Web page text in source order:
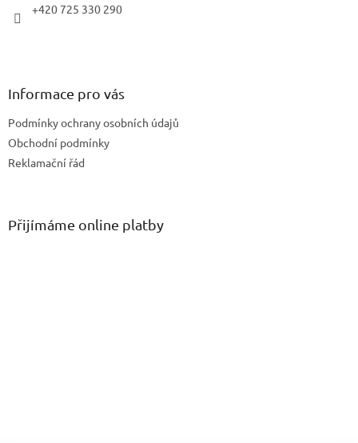
+420 725 330 290
Informace pro vás
Podmínky ochrany osobních údajů
Obchodní podmínky
Reklamační řád
Přijímáme online platby